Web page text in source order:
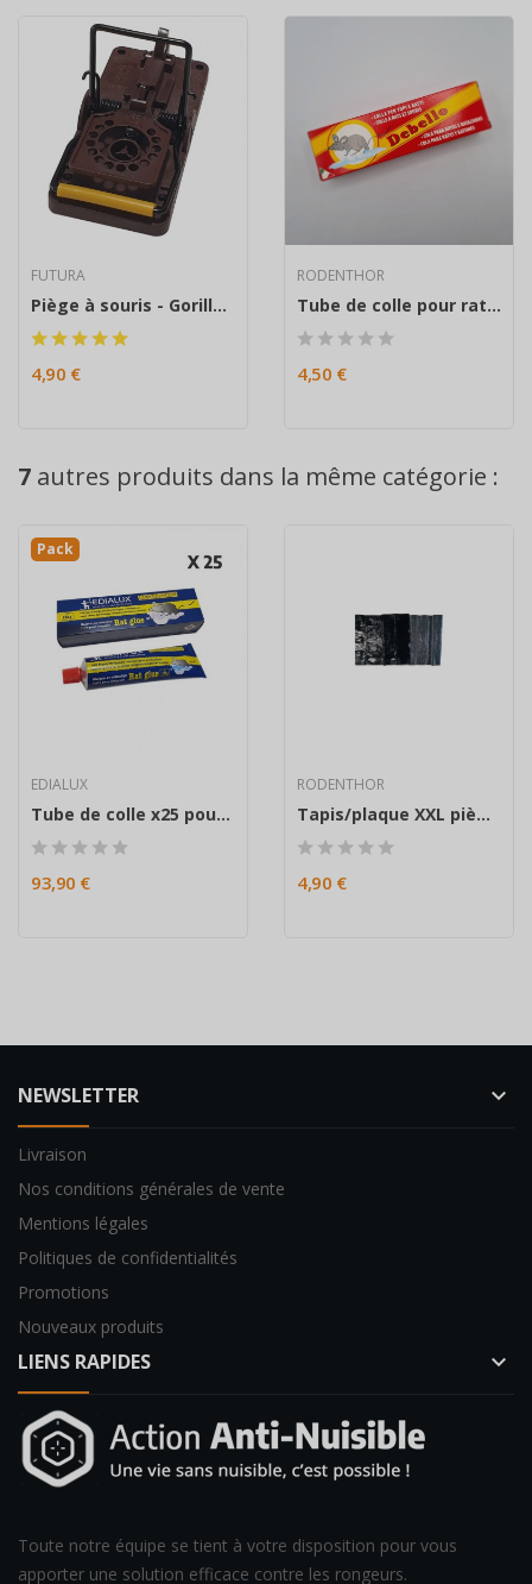
FUTURA
Piège à souris - Gorilla Trap
4,90 €
RODENTHOR
Tube de colle pour rat et souris "Debello"...
4,50 €
7 autres produits dans la même catégorie :
Pack
EDIALUX
Tube de colle x25 pour rat et souris anti-rongeurs
93,90 €
RODENTHOR
Tapis/plaque XXL piège à glu anti rats et...
4,90 €
NEWSLETTER keyboard_arrow_down
Livraison
Nos conditions générales de vente
Mentions légales
Politiques de confidentialités
Promotions
Nouveaux produits
LIENS RAPIDES keyboard_arrow_down
Toute notre équipe se tient à votre disposition pour vous
apporter une solution efficace contre les rongeurs.